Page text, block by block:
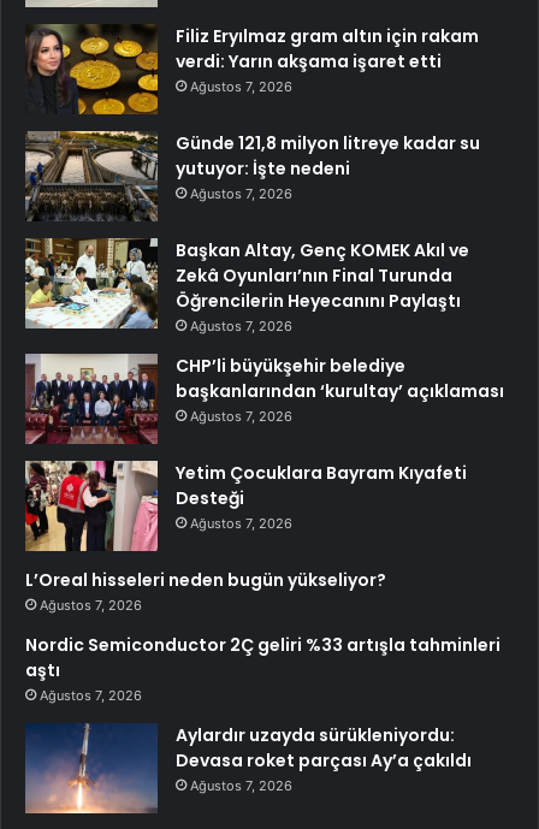
Filiz Eryılmaz gram altın için rakam
verdi: Yarın akşama işaret etti
Ağustos 7, 2026
Günde 121,8 milyon litreye kadar su
yutuyor: İşte nedeni
Ağustos 7, 2026
Başkan Altay, Genç KOMEK Akıl ve
Zekâ Oyunları’nın Final Turunda
Öğrencilerin Heyecanını Paylaştı
Ağustos 7, 2026
CHP’li büyükşehir belediye
başkanlarından ‘kurultay’ açıklaması
Ağustos 7, 2026
Yetim Çocuklara Bayram Kıyafeti
Desteği
Ağustos 7, 2026
L’Oreal hisseleri neden bugün yükseliyor?
Ağustos 7, 2026
Nordic Semiconductor 2Ç geliri %33 artışla tahminleri
aştı
Ağustos 7, 2026
Aylardır uzayda sürükleniyordu:
Devasa roket parçası Ay’a çakıldı
Ağustos 7, 2026